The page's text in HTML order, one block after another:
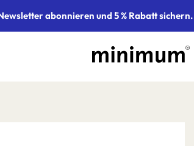
abonnieren und 5 % Rabatt sichern.